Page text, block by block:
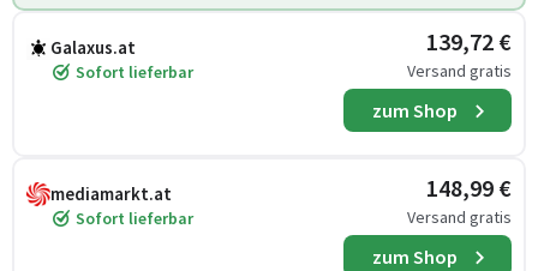
Galaxus.at
Sofort lieferbar
139,72 €
Versand gratis
zum Shop
mediamarkt.at
Sofort lieferbar
148,99 €
Versand gratis
zum Shop